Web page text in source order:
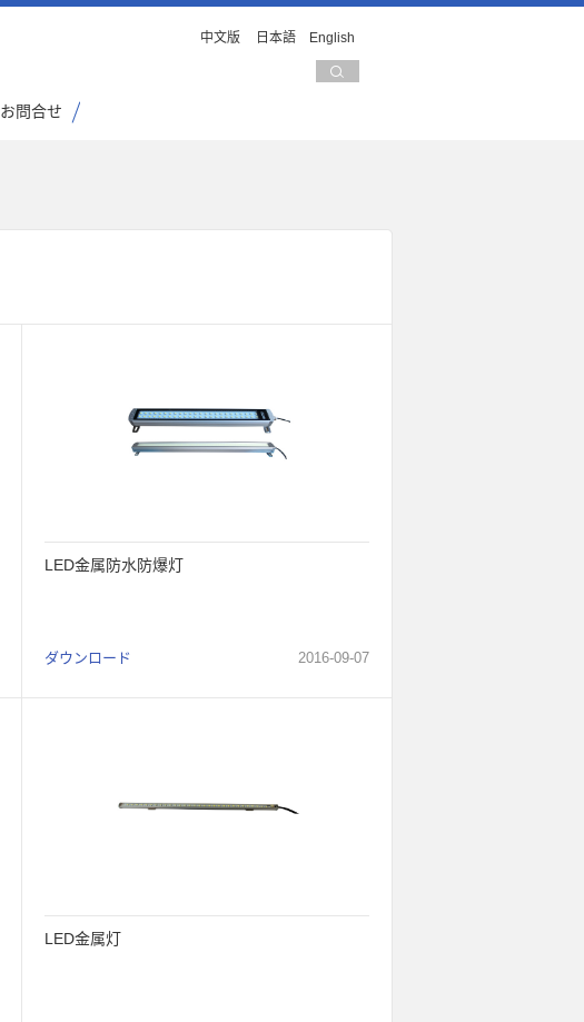
中文版 日本語 English
お問合せ
LED金属防水防爆灯
2016-09-07
ダウンロード
LED金属灯